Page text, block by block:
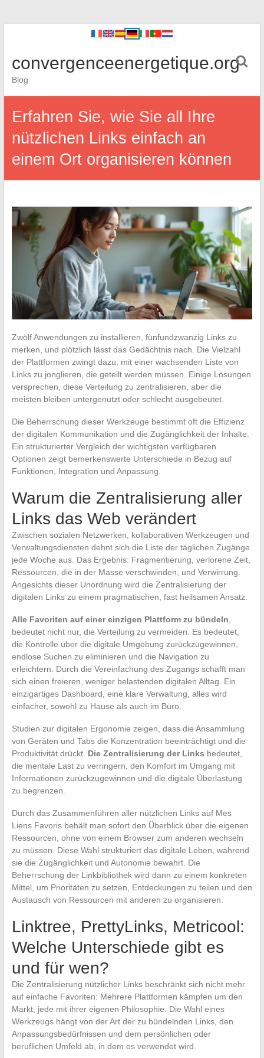
convergenceenergetique.org
Blog
Erfahren Sie, wie Sie all Ihre
nützlichen Links einfach an
einem Ort organisieren können
Zwölf Anwendungen zu installieren, fünfundzwanzig Links zu
merken, und plötzlich lässt das Gedächtnis nach. Die Vielzahl
der Plattformen zwingt dazu, mit einer wachsenden Liste von
Links zu jonglieren, die geteilt werden müssen. Einige Lösungen
versprechen, diese Verteilung zu zentralisieren, aber die
meisten bleiben untergenutzt oder schlecht ausgebeutet.
Die Beherrschung dieser Werkzeuge bestimmt oft die Effizienz
der digitalen Kommunikation und die Zugänglichkeit der Inhalte.
Ein strukturierter Vergleich der wichtigsten verfügbaren
Optionen zeigt bemerkenswerte Unterschiede in Bezug auf
Funktionen, Integration und Anpassung.
Warum die Zentralisierung aller
Links das Web verändert
Zwischen sozialen Netzwerken, kollaborativen Werkzeugen und
Verwaltungsdiensten dehnt sich die Liste der täglichen Zugänge
jede Woche aus. Das Ergebnis: Fragmentierung, verlorene Zeit,
Ressourcen, die in der Masse verschwinden, und Verwirrung.
Angesichts dieser Unordnung wird die Zentralisierung der
digitalen Links zu einem pragmatischen, fast heilsamen Ansatz.
Alle Favoriten auf einer einzigen Plattform zu bündeln
bedeutet nicht nur, die Verteilung zu vermeiden. Es bedeutet,
die Kontrolle über die digitale Umgebung zurückzugewinnen,
endlose Suchen zu eliminieren und die Navigation zu
erleichtern. Durch die Vereinfachung des Zugangs schafft man
sich einen freieren, weniger belastenden digitalen Alltag. Ein
einzigartiges Dashboard, eine klare Verwaltung, alles wird
einfacher, sowohl zu Hause als auch im Büro.
Studien zur digitalen Ergonomie zeigen, dass die Ansammlung
von Geräten und Tabs die Konzentration beeinträchtigt und die
Produktivität drückt. Die Zentralisierung der Links bedeutet,
die mentale Last zu verringern, den Komfort im Umgang mit
Informationen zurückzugewinnen und die digitale Überlastung
zu begrenzen.
Durch das Zusammenführen aller nützlichen Links auf Mes
Liens Favoris behält man sofort den Überblick über die eigenen
Ressourcen, ohne von einem Browser zum anderen wechseln
zu müssen. Diese Wahl strukturiert das digitale Leben, während
sie die Zugänglichkeit und Autonomie bewahrt. Die
Beherrschung der Linkbibliothek wird dann zu einem konkreten
Mittel, um Prioritäten zu setzen, Entdeckungen zu teilen und den
Austausch von Ressourcen mit anderen zu organisieren.
Linktree, PrettyLinks, Metricool:
Welche Unterschiede gibt es
und für wen?
Die Zentralisierung nützlicher Links beschränkt sich nicht mehr
auf einfache Favoriten: Mehrere Plattformen kämpfen um den
Markt, jede mit ihrer eigenen Philosophie. Die Wahl eines
Werkzeugs hängt von der Art der zu bündelnden Links, den
Anpassungsbedürfnissen und dem persönlichen oder
beruflichen Umfeld ab, in dem es verwendet wird.